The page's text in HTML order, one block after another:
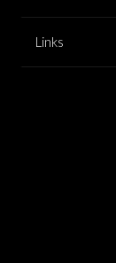
Links